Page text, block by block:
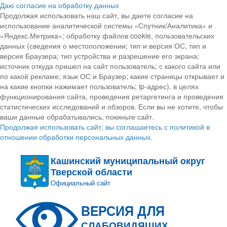
Даю согласие на обработку данных
Продолжая использовать наш сайт, вы даете согласие на
использование аналитической системы «Спутник/Аналитика» и
«Яндекс.Метрика»; обработку файлов cookie, пользовательских
данных (сведения о местоположении; тип и версия ОС, тип и
версия Браузера; тип устройства и разрешение его экрана;
источник откуда пришел на сайт пользователь; с какого сайта или
по какой рекламе; язык ОС и Браузер; какие страницы открывает и
на какие кнопки нажимает пользователь; ip-адрес). в целях
функционирования сайта, проведения ретаргетинга и проведения
статистических исследований и обзоров. Если вы не хотите, чтобы
ваши данные обрабатывались, покиньте сайт.
Продолжая использовать сайт, вы соглашаетесь с политикой в
отношении обработки персональных данных.